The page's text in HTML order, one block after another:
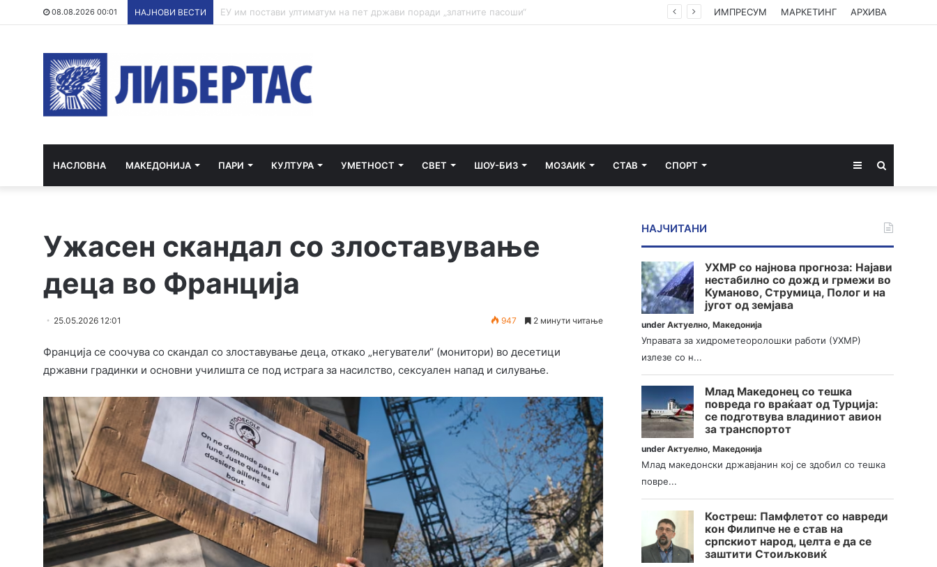
08.08.2026 00:01 НАЈНОВИ ВЕСТИ По речиси 30 години почнува судењето за убиството на Тупак Шакур ИМПРЕСУМ МАРКЕТИНГ АРХИВА
НАСЛОВНА МАКЕДОНИЈА ПАРИ КУЛТУРА УМЕТНОСТ СВЕТ ШОУ-БИЗ МОЗАИК СТАВ СПОРТ Sidebar
Ужасен скандал со злоставување
деца во Франција
25.05.2026 12:01 947 2 минути читање
Франција се соочува со скандал со злоставување деца, откако „негуватели“ (монитори) во десетици
државни градинки и основни училишта се под истрага за насилство, сексуален напад и силување.
НАЈЧИТАНИ
УХМР со најнова прогноза: Најави
нестабилно со дожд и грмежи во
Куманово, Струмица, Полог и на
југот од земјава
underАктуелно,Македонија
Управата за хидрометеоролошки работи (УХМР)
излезе со н...
Млад Македонец со тешка
повреда го враќаат од Турција:
се подготвува владиниот авион
за транспортот
underАктуелно,Македонија
Млад македонски државјанин кој се здобил со тешка
повре...
Костреш: Памфлетот со навреди
кон Филипче не е став на
српскиот народ, целта е да се
заштити Стоиљковиќ